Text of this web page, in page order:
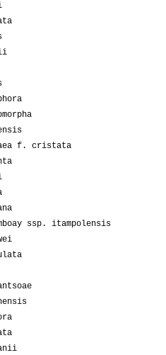
f. cristata
ssp. itampolensis